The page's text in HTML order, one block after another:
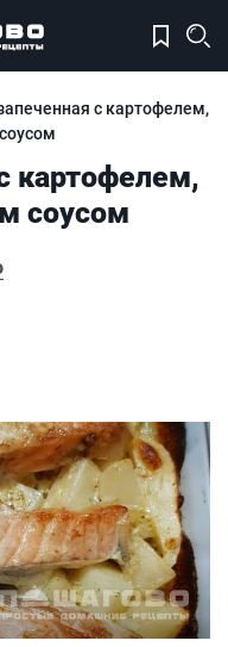
с картофелем,
картофелем,
соусом
под сметанным соусом